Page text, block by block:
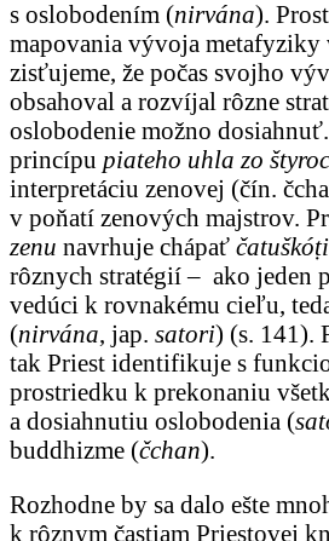
s oslobodením (nirvána).
mapovania vývoja metafyziky
zisťujeme, že počas svojho
obsahoval a rozvíjal rôzne
oslobodenie možno
princípu piateho uhla zo
interpretáciu zenovej (čín.
v poňatí zenových majstrov.
zenu navrhuje chápať čatuškóṭi
rôznych stratégií – ako jeden
vedúci k rovnakému cieľu,
(nirvána, jap. satori) (s. 141).
tak Priest identifikuje s
prostriedku k prekonaniu
a dosiahnutiu oslobodenia (
buddhizme (čchan).
Rozhodne by sa dalo ešte
k rôznym častiam Priestovej